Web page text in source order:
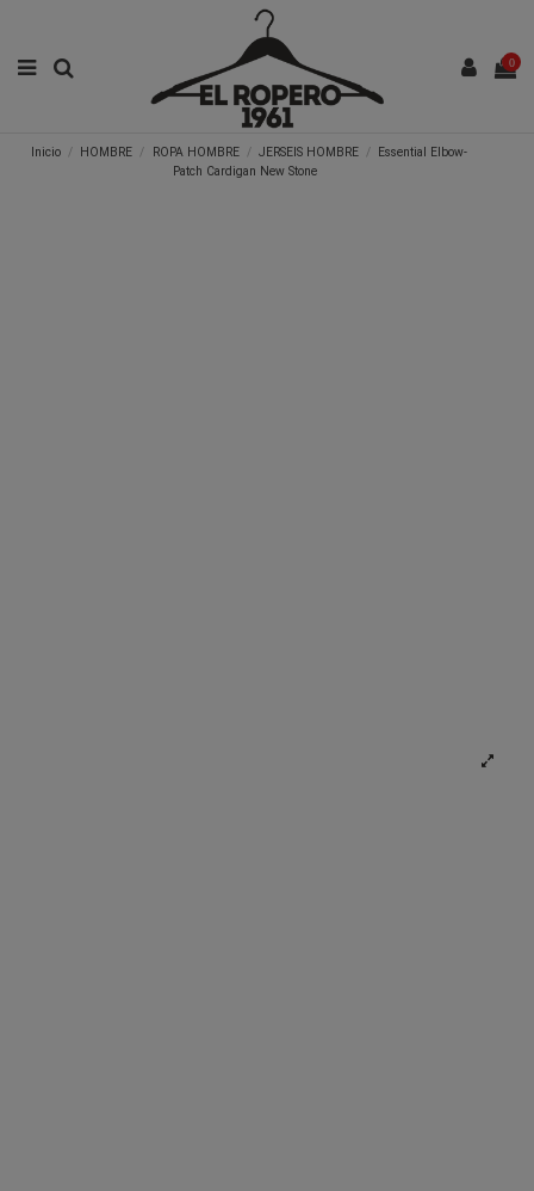
0
Inicio HOMBRE ROPA HOMBRE JERSEIS HOMBRE
Essential Elbow-
Patch Cardigan New Stone